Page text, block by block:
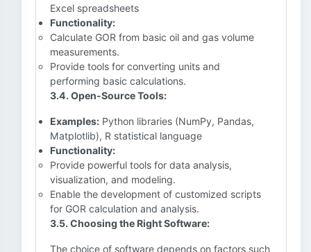
Excel spreadsheets
Functionality:
Calculate GOR from basic oil and gas volume
measurements.
Provide tools for converting units and
performing basic calculations.
3.4. Open-Source Tools:
Examples: Python libraries (NumPy, Pandas,
Matplotlib), R statistical language
Functionality:
Provide powerful tools for data analysis,
visualization, and modeling.
Enable the development of customized scripts
for GOR calculation and analysis.
3.5. Choosing the Right Software:
The choice of software depends on factors such